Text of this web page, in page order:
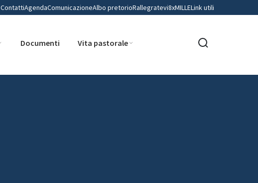
ContattiAgendaComunicazioneAlbo pretorioRallegratevi8xMILLELink utili
Documenti Vita pastorale